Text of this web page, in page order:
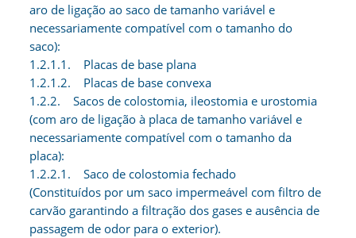
aro de ligação ao saco de tamanho variável e
necessariamente compatível com o tamanho do
saco):
1.2.1.1. Placas de base plana
1.2.1.2. Placas de base convexa
1.2.2. Sacos de colostomia, ileostomia e urostomia
(com aro de ligação à placa de tamanho variável e
necessariamente compatível com o tamanho da
placa):
1.2.2.1. Saco de colostomia fechado
(Constituídos por um saco impermeável com filtro de
carvão garantindo a filtração dos gases e ausência de
passagem de odor para o exterior).